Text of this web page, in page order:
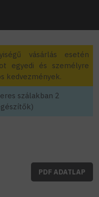
vásárlás esetén
egyedi és személyre
kedvezmények.
szálakban 2
PDF ADATLAP